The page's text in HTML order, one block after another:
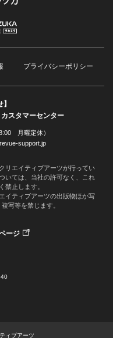
プライバシーポリシー
スタマーセンター
月曜定休）
support.jp
リエイティブアーツが行ってい
いては、当社の許可なく、これ
禁止します。
イティブアーツの出版物ほか写
写等を禁じます。
ージ
ィブアーツ